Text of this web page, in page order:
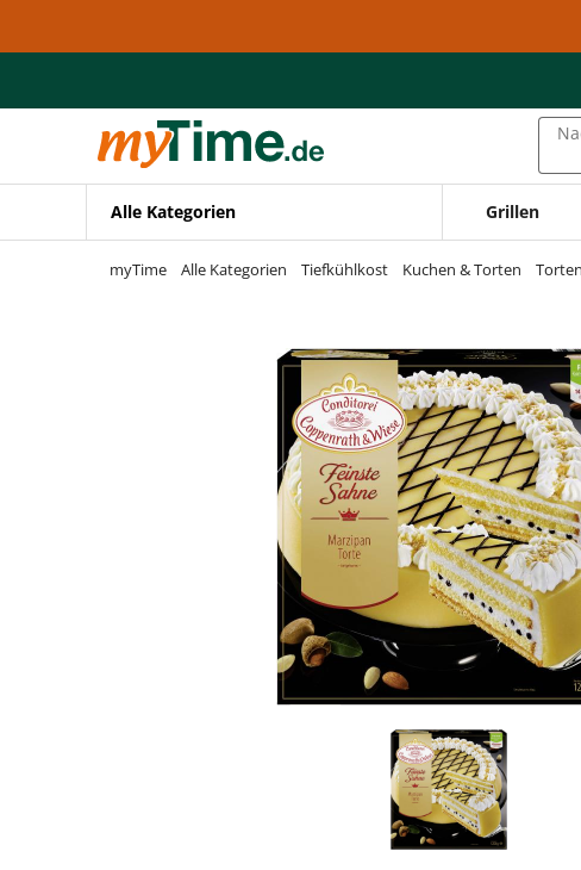
Zur Navigation springen
Alle Kategorien Grillen
myTime Alle Kategorien Tiefkühlkost Kuchen & Torten Torten